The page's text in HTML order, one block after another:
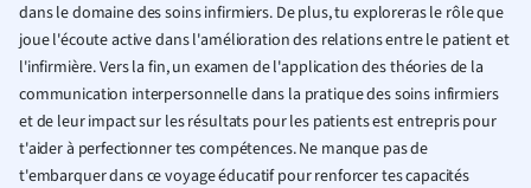
dans le domaine des soins infirmiers. De plus, tu exploreras le rôle que
joue l'écoute active dans l'amélioration des relations entre le patient et
l'infirmière. Vers la fin, un examen de l'application des théories de la
communication interpersonnelle dans la pratique des soins infirmiers
et de leur impact sur les résultats pour les patients est entrepris pour
t'aider à perfectionner tes compétences. Ne manque pas de
t'embarquer dans ce voyage éducatif pour renforcer tes capacités